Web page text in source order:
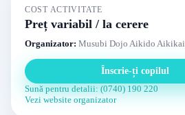
COST ACTIVITATE
Preț variabil / la cerere
Organizator: Musubi Dojo Aikido Aikikai
Înscrie-ți copilul
Sună pentru detalii: (0740) 190 220
Vezi website organizator